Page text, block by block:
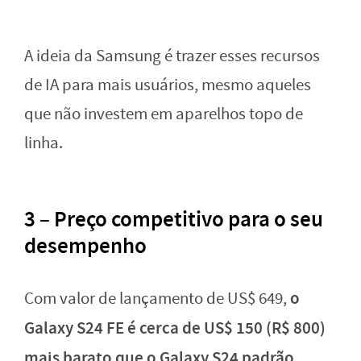
A ideia da Samsung é trazer esses recursos
de IA para mais usuários, mesmo aqueles
que não investem em aparelhos topo de
linha.
3 – Preço competitivo para o seu
desempenho
Com valor de lançamento de US$ 649, o
Galaxy S24 FE é cerca de US$ 150 (R$ 800)